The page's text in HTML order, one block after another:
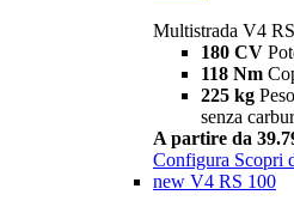
Multistrada V4 RS
180 CV
118 Nm
225 kg
senza
A partire da
Configura Scopri
new V4 RS 100